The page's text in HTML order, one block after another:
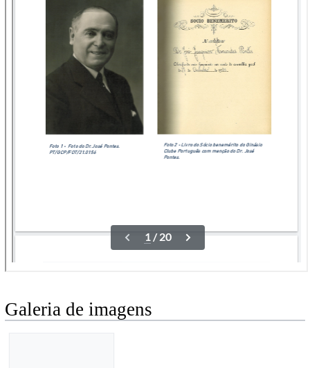
Galeria de imagens